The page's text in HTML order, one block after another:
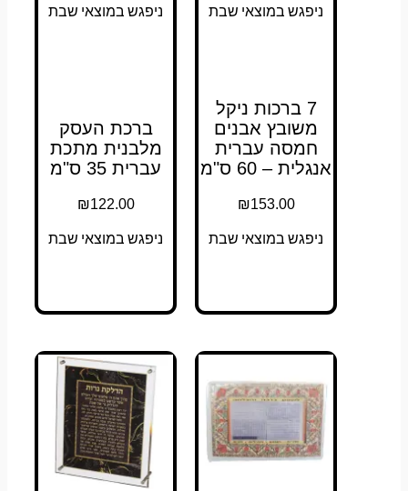
ניפגש במוצאי שבת
7 ברכות ניקל
משובץ אבנים
חמסה עברית
אנגלית – 60 ס"מ
₪153.00
ניפגש במוצאי שבת
ניפגש במוצאי שבת
ברכת העסק
מלבנית מתכת
עברית 35 ס"מ
₪122.00
ניפגש במוצאי שבת